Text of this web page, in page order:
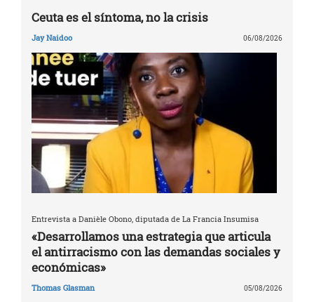
Ceuta es el síntoma, no la crisis
Jay Naidoo 06/08/2026
Entrevista a Danièle Obono, diputada de La Francia Insumisa
«Desarrollamos una estrategia que articula
el antirracismo con las demandas sociales y
económicas»
Thomas Glasman 05/08/2026